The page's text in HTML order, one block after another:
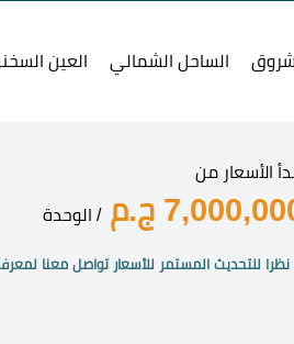
الساحل الشمالي العين
الأسعار من
ج.م / الوحدة
نظرا للتحديث المستمر للأسعار تواصل معنا